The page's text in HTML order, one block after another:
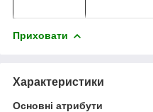
Приховати
Характеристики
Основні атрибути